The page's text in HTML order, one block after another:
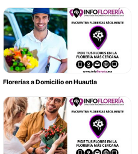
Florerías a Domicilio en Huautla